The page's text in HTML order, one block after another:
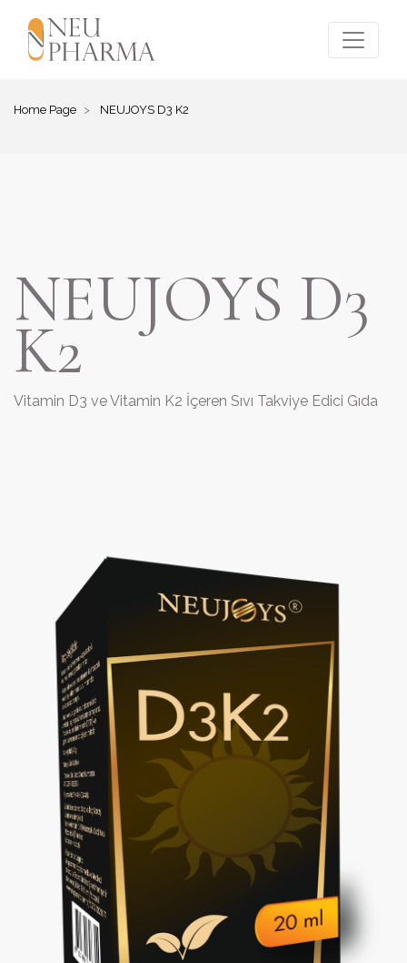
Home Page NEUJOYS D3 K2
NEUJOYS D3
K2
Vitamin D3 ve Vitamin K2 İçeren Sıvı Takviye Edici Gıda